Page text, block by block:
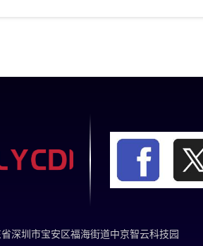
深圳市宝安区福海街道中京智云科技园